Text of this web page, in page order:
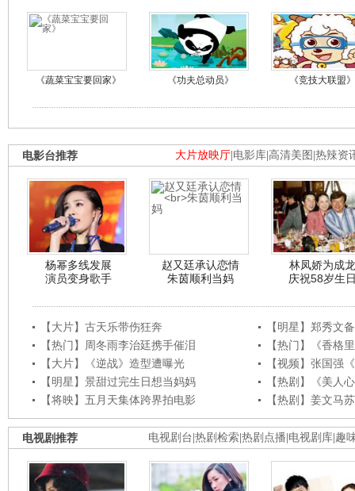
《蔬菜宝宝要回家》 《功夫总动员》 《竞技大联盟》
大片放映厅 电影库 高清美图 热辣资
电影台推荐
杨幂多线发展
演员变身歌手
赵又廷承认恋情
朱茵顺利当妈
林凤娇为成龙
庆祝58岁生
【大片】古天乐带伤狂奔
【明星】郑秀文
【热门】周冬雨李治廷携手催泪
【热门】《香格
【大片】《逆战》造型遭曝光
【视频】张国强
【明星】景甜过完生日想当妈妈
【热剧】《美人
【将映】五月天集体跨界拍电影
【热剧】姜文马
电视剧台 热剧检索 热剧点播 电视剧库 趣
电视剧推荐